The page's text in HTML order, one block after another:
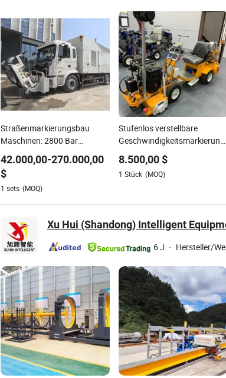
Straßenmarkierungsbau
Maschinen: 2800 Bar
Flughafen Landebahn
Gummi Entfernung
Hydroblaster mit
benutzerfreundlichem
Bedienfeld und intelligenter
42.000,00-270.000,00
$
1 sets (MOQ)
Stufenlos verstellbare
Geschwindigkeitsmarkierungs-
und Farbabtragmaschine für
verbesserte Baueffizienz
8.500,00$
1 Stück (MOQ)
Xu Hui (Shandong) Intelligent
6 J. · Hersteller/